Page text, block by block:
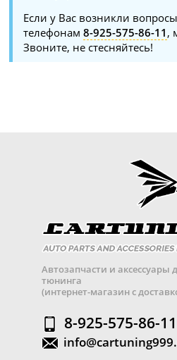
Если у Вас возникли
телефонам8-925-575-86-11 ,
Звоните, не стесняйтесь!
Автозапчасти и аксессуары
тюнинга
(интернет-магазин с
8-925-575-86-11